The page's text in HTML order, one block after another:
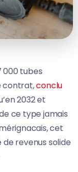
000 tubes
contrat,conclu
2032 et
ce type jamais
cet
revenus solide